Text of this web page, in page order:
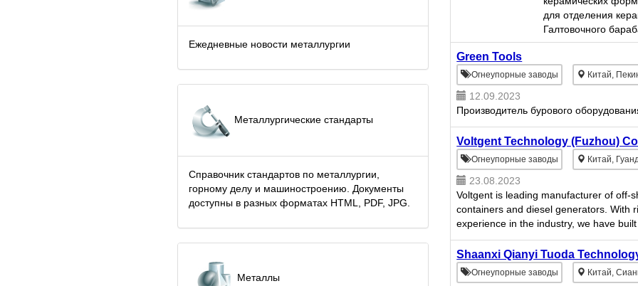
Ежедневные новости металлургии
Металлургические стандарты
Справочник стандартов по металлургии,
горному делу и машиностроению. Документы
доступны в разных форматах HTML, PDF, JPG.
Металлы
для отделения
Галтовочного
Green Tools
Огнеупорные заводы Китай,
12.09.2023
Производитель бурового
Voltgent Technology (Fuzhou)
Огнеупорные заводы Китай,
23.08.2023
Voltgent is leading manufacturer of off-
containers and diesel generators. With
experience in the industry, we have built
reputation for providing high-quality,
and efficient off-...
Shaanxi Qianyi Tuoda
Огнеупорные заводы Китай,